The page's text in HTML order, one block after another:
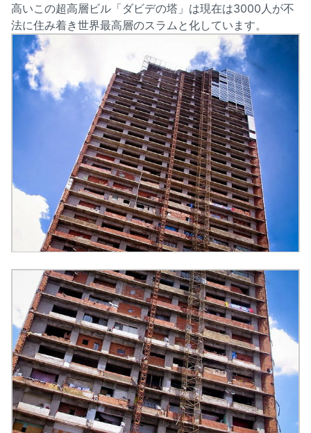
高いこの超高層ビル「ダビデの塔」は現在は3000人が不
法に住み着き世界最高層のスラムと化しています。